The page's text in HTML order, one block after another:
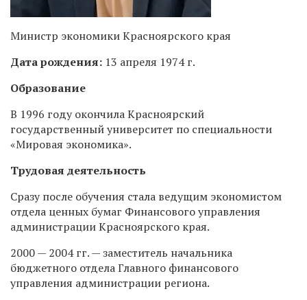
Министр экономики Красноярского края
Дата рождения: 13 апреля 1974 г.
Образование
В 1996 году окончила Красноярский
государственный университет по специальности
«Мировая экономика».
Трудовая деятельность
Сразу после обучения стала ведущим экономистом
отдела ценных бумаг Финансового управления
администрации Красноярского края.
2000 — 2004 гг. — заместитель начальника
бюджетного отдела Главного финансового
управления администрации региона.